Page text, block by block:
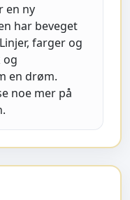
en ny
har beveget
farger og
og
en drøm.
noe mer på